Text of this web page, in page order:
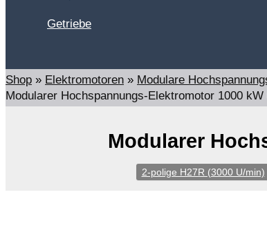
Getriebe
Shop » Elektromotoren » Modulare
Modularer Hochspannungs-Elektromotor 1000
Modularer
2-polige H27R (3000 U/min)